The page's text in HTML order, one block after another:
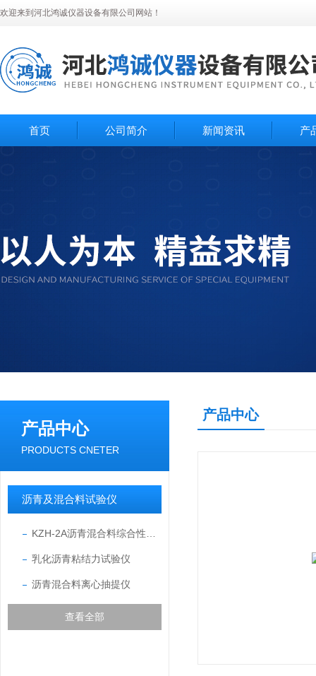
欢迎来到河北鸿诚仪器设备有限公司网站！
首页 公司简介 新闻资讯 产
产品中心
PRODUCTS CNETER
沥青及混合料试验仪
乳化沥青粘结力试验仪
沥青混合料离心抽提仪
查看全部
产品中心